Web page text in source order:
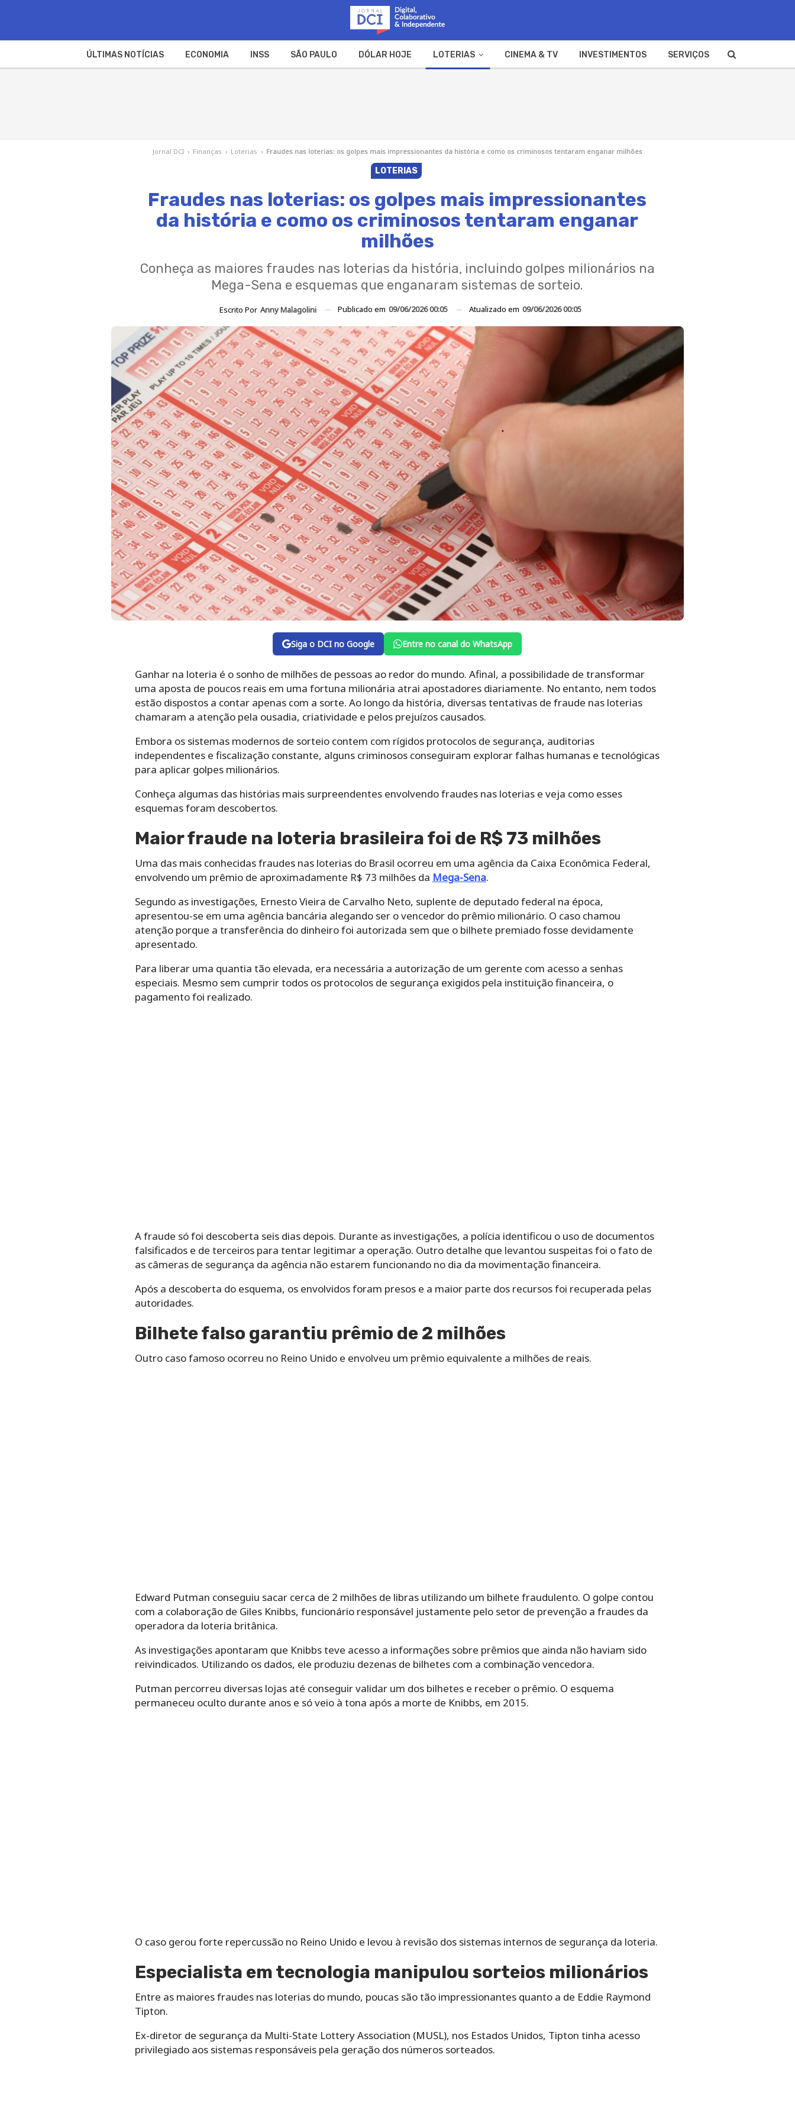
ÚLTIMAS NOTÍCIAS ECONOMIA INSS SÃO PAULO DÓLAR HOJE LOTERIAS CINEMA & TV INVESTIMENTOS SERVIÇOS
Jornal DCI › Finanças › Loterias › Fraudes nas loterias: os golpes mais impressionantes da história e como os criminosos tentaram enganar milhões
LOTERIAS
Fraudes nas loterias: os golpes mais impressionantes
da história e como os criminosos tentaram enganar
milhões
Conheça as maiores fraudes nas loterias da história, incluindo golpes milionários na
Mega-Sena e esquemas que enganaram sistemas de sorteio.
Escrito Por Anny Malagolini Publicado em 09/06/2026 00:05 Atualizado em 09/06/2026 00:05
Siga o DCI no Google Entre no canal do WhatsApp
Ganhar na loteria é o sonho de milhões de pessoas ao redor do mundo. Afinal, a possibilidade de transformar
uma aposta de poucos reais em uma fortuna milionária atrai apostadores diariamente. No entanto, nem todos
estão dispostos a contar apenas com a sorte. Ao longo da história, diversas tentativas de fraude nas loterias
chamaram a atenção pela ousadia, criatividade e pelos prejuízos causados.
Embora os sistemas modernos de sorteio contem com rígidos protocolos de segurança, auditorias
independentes e fiscalização constante, alguns criminosos conseguiram explorar falhas humanas e tecnológicas
para aplicar golpes milionários.
Conheça algumas das histórias mais surpreendentes envolvendo fraudes nas loterias e veja como esses
esquemas foram descobertos.
Maior fraude na loteria brasileira foi de R$ 73 milhões
Uma das mais conhecidas fraudes nas loterias do Brasil ocorreu em uma agência da Caixa Econômica Federal,
envolvendo um prêmio de aproximadamente R$ 73 milhões da Mega-Sena.
Segundo as investigações, Ernesto Vieira de Carvalho Neto, suplente de deputado federal na época,
apresentou-se em uma agência bancária alegando ser o vencedor do prêmio milionário. O caso chamou
atenção porque a transferência do dinheiro foi autorizada sem que o bilhete premiado fosse devidamente
apresentado.
Para liberar uma quantia tão elevada, era necessária a autorização de um gerente com acesso a senhas
especiais. Mesmo sem cumprir todos os protocolos de segurança exigidos pela instituição financeira, o
pagamento foi realizado.
A fraude só foi descoberta seis dias depois. Durante as investigações, a polícia identificou o uso de documentos
falsificados e de terceiros para tentar legitimar a operação. Outro detalhe que levantou suspeitas foi o fato de
as câmeras de segurança da agência não estarem funcionando no dia da movimentação financeira.
Após a descoberta do esquema, os envolvidos foram presos e a maior parte dos recursos foi recuperada pelas
autoridades.
Bilhete falso garantiu prêmio de 2 milhões
Outro caso famoso ocorreu no Reino Unido e envolveu um prêmio equivalente a milhões de reais.
Edward Putman conseguiu sacar cerca de 2 milhões de libras utilizando um bilhete fraudulento. O golpe contou
com a colaboração de Giles Knibbs, funcionário responsável justamente pelo setor de prevenção a fraudes da
operadora da loteria britânica.
As investigações apontaram que Knibbs teve acesso a informações sobre prêmios que ainda não haviam sido
reivindicados. Utilizando os dados, ele produziu dezenas de bilhetes com a combinação vencedora.
Putman percorreu diversas lojas até conseguir validar um dos bilhetes e receber o prêmio. O esquema
permaneceu oculto durante anos e só veio à tona após a morte de Knibbs, em 2015.
O caso gerou forte repercussão no Reino Unido e levou à revisão dos sistemas internos de segurança da loteria.
Especialista em tecnologia manipulou sorteios milionários
Entre as maiores fraudes nas loterias do mundo, poucas são tão impressionantes quanto a de Eddie Raymond
Tipton.
Ex-diretor de segurança da Multi-State Lottery Association (MUSL), nos Estados Unidos, Tipton tinha acesso
privilegiado aos sistemas responsáveis pela geração dos números sorteados.